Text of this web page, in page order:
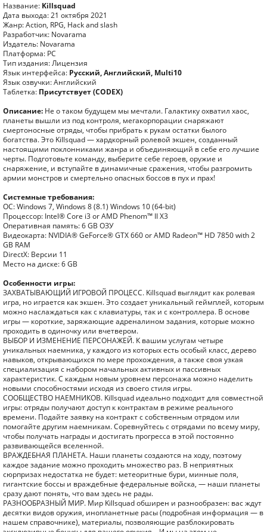
Название: Killsquad
Дата выхода: 21 октября 2021
Жанр: Action, RPG, Hack and slash
Разработчик: Novarama
Издатель: Novarama
Платформа: PC
Тип издания: Лицензия
Язык интерфейса: Русский, Английский, Multi10
Язык озвучки: Английский
Таблетка: Присутствует (CODEX)
Описание: Не о таком будущем мы мечтали. Галактику охватил хаос,
планеты вышли из под контроля, мегакорпорации снаряжают
смертоносные отряды, чтобы прибрать к рукам остатки былого
богатства. Это Killsquad — хардкорный ролевой экшен, созданный
настоящими поклонниками жанра и объединяющий в себе его лучшие
черты. Подготовьте команду, выберите себе героев, оружие и
снаряжение, и вступайте в динамичные сражения, чтобы разгромить
армии монстров и смертельно опасных боссов в пух и прах!
Системные требования:
ОС: Windows 7, Windows 8 (8.1) Windows 10 (64-bit)
Процессор: Intel® Core i3 or AMD Phenom™ II X3
Оперативная память: 6 GB ОЗУ
Видеокарта: NVIDIA® GeForce® GTX 660 or AMD Radeon™ HD 7850 with 2
GB RAM
DirectX: Версии 11
Место на диске: 6 GB
Особенности игры:
ЗАХВАТЫВАЮЩИЙ ИГРОВОЙ ПРОЦЕСС. Killsquad выглядит как ролевая
игра, но играется как экшен. Это создает уникальный геймплей, которым
можно наслаждаться как с клавиатуры, так и с контроллера. В основе
игры — короткие, заряжающие адреналином задания, которые можно
проходить в одиночку или вчетвером.
ВЫБОР И ИЗМЕНЕНИЕ ПЕРСОНАЖЕЙ. К вашим услугам четыре
уникальных наемника, у каждого из которых есть особый класс, дерево
навыков, открывающихся по мере прохождения, а также своя узкая
специализация с набором начальных активных и пассивных
характеристик. С каждым новым уровнем персонажа можно наделить
новыми способностями исходя из своего стиля игры.
СООБЩЕСТВО НАЕМНИКОВ. Killsquad идеально подходит для совместной
игры: отряды получают доступ к контрактам в режиме реального
времени. Подайте заявку на контракт с собственным отрядом или
помогайте другим наемникам. Соревнуйтесь с отрядами по всему миру,
чтобы получать награды и достигать прогресса в этой постоянно
развивающейся вселенной.
ВРАЖДЕБНАЯ ПЛАНЕТА. Наши планеты создаются на ходу, поэтому
каждое задание можно проходить множество раз. В неприятных
сюрпризах недостатка не будет: метеоритные бури, минные поля,
гигантские боссы и враждебные федеральные войска, — наши планеты
сразу дают понять, что вам здесь не рады.
РАЗНООБРАЗНЫЙ МИР. Мир Killsquad обширен и разнообразен: вас ждут
десятки видов оружия, инопланетные расы (подробная информация — в
нашем справочнике), материалы, позволяющие разблокировать